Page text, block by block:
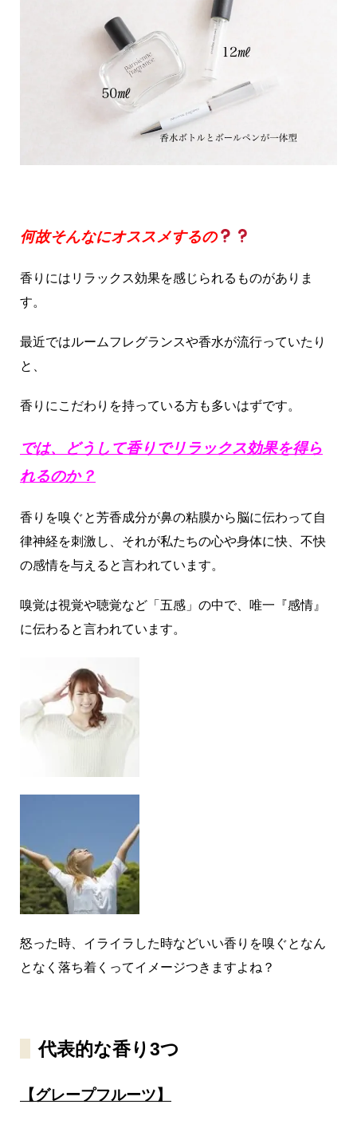
何故そんなにオススメするの
香りにはリラックス効果を感じられるものがありま
す。
最近ではルームフレグランスや香水が流行っていたり
と、
香りにこだわりを持っている方も多いはずです。
では、どうして香りでリラックス効果を得ら
れるのか？
香りを嗅ぐと芳香成分が鼻の粘膜から脳に伝わって自
律神経を刺激し、それが私たちの心や身体に快、不快
の感情を与えると言われています。
嗅覚は視覚や聴覚など「五感」の中で、唯一『感情』
に伝わると言われています。
怒った時、イライラした時などいい香りを嗅ぐとなん
となく落ち着くってイメージつきますよね？
代表的な香り3つ
【グレープフルーツ】